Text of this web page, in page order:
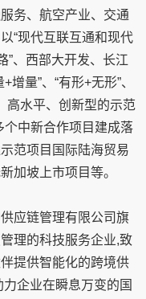
务、航空产业、交通
“现代互联互通和现代
”、西部大开发、长江
量”、“有形+无形”、
高水平、创新型的示范
个中新合作项目建成落
范项目国际陆海贸易
加坡上市项目等。
应链管理有限公司旗
理的科技服务企业,致
提供智能化的跨境供
企业在瞬息万变的国